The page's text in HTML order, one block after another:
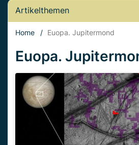
Artikelthemen
Home / Euopa. Jupitermond
Euopa.